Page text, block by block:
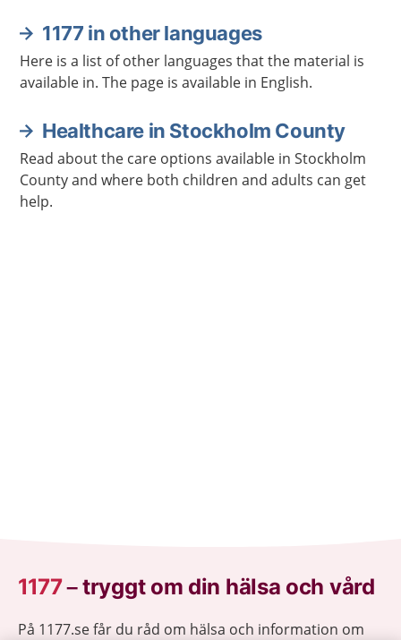
1177 in other languages
Here is a list of other languages that the material is
available in. The page is available in English.
Healthcare in Stockholm County
Read about the care options available in Stockholm
County and where both children and adults can get
help.
1177–tryggt om din hälsa och vård
På 1177.se får du råd om hälsa och information om